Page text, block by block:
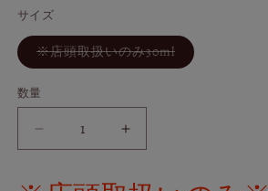
開
く
価
格
サイズ
※店頭取扱いのみ30mlバ
リ
数量
ヤ
ロ
ヤ